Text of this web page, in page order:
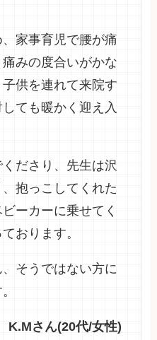
家事育児で腰が痛
みの度合いがかな
供を連れて来院す
ても暖かく迎え入
ださり、先生は沢
抱っこしてくれた
ーカーに乗せてく
おります。
そうではない方に
K.Mさん(20代/女性)